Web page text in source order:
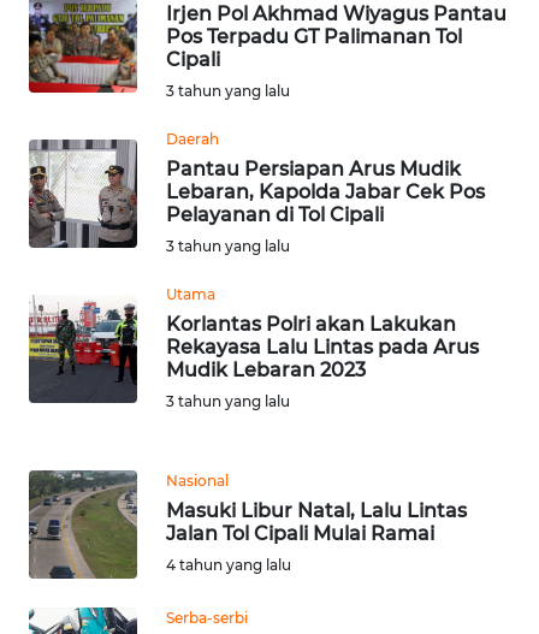
Irjen Pol Akhmad Wiyagus Pantau
Pos Terpadu GT Palimanan Tol
Cipali
3 tahun yang lalu
Daerah
Pantau Persiapan Arus Mudik
Lebaran, Kapolda Jabar Cek Pos
Pelayanan di Tol Cipali
3 tahun yang lalu
Utama
Korlantas Polri akan Lakukan
Rekayasa Lalu Lintas pada Arus
Mudik Lebaran 2023
3 tahun yang lalu
Nasional
Masuki Libur Natal, Lalu Lintas
Jalan Tol Cipali Mulai Ramai
4 tahun yang lalu
Serba-serbi
REDAKSI
KARIR
DISCLAIMER
Wahana
News
WN
SUMUT
WN
JABAR
BANTEN